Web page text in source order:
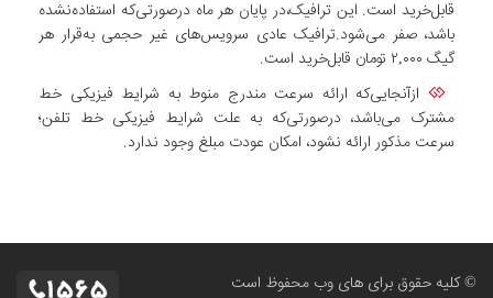
قابل‌خرید است. این ترافیک،در پایان هر ماه درصورتی‌که استفاده‌نشده
باشد، صفر می‌شود.ترافیک عادی سرویس‌های غیر حجمی به‌قرار هر
گیگ ۲,۰۰۰ تومان قابل‌خرید است.
ازآنجایی‌که ارائه سرعت مندرج منوط به شرایط فیزیکی خط
مشترک می‌باشد، درصورتی‌که به علت شرایط فیزیکی خط تلفن؛
سرعت مذکور ارائه نشود، امکان عودت مبلغ وجود ندارد.
© کلیه حقوق برای های وب محفوظ است